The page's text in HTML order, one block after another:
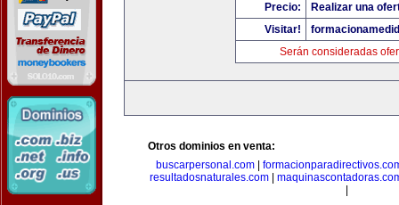
Precio:
Realizar una
Visitar!
Serán consideradas
Otros dominios en venta:
buscarpersonal.com|
resultadosnaturales.com|